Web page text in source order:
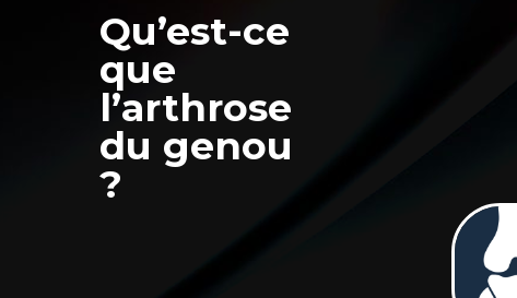
Qu’est-ce
que
l’arthrose
du genou
?